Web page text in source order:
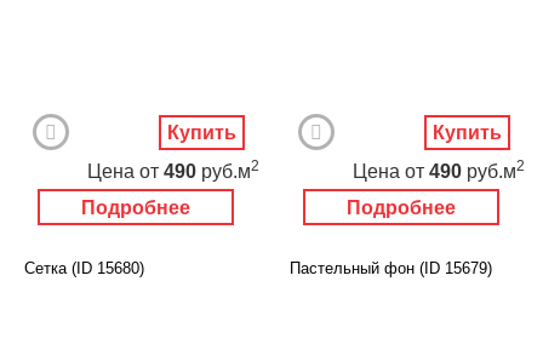
Подробнее
Цена от 490 руб.м2
Купить
Подробнее
Цена от 490 руб.м2
Купить
Сетка (ID 15680) Пастельный фон (ID 15679)